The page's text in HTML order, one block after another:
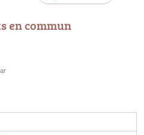
en commun